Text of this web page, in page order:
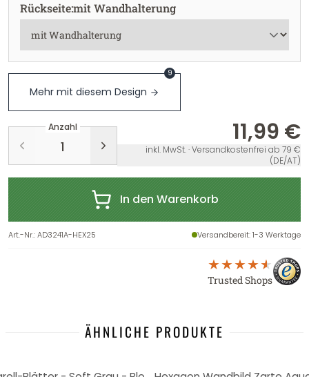
Rückseite:mit Wandhalterung
Mehr mit diesem Design
9
Anzahl 11,99 €
inkl. MwSt. · Versandkostenfrei ab 79 €
(DE/AT)
In den Warenkorb
Art.-Nr.:AD3241A-HEX25 Versandbereit: 1-3 Werktage
Trusted Shops
ÄHNLICHE PRODUKTE